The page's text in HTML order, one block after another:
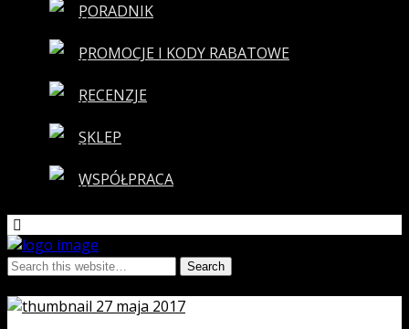
PORADNIK
PROMOCJE I KODY RABATOWE
RECENZJE
SKLEP
WSPÓŁPRACA
27 maja 2017